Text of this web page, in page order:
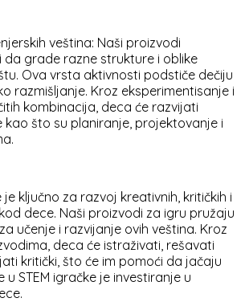
veština: Naši proizvodi
grade razne strukture i oblike
Ova vrsta aktivnosti podstiče dečiju
razmišljanje. Kroz eksperimentisanje i
kombinacija, deca će razvijati
kao što su planiranje, projektovanje i
je ključno za razvoj kreativnih, kritičkih i
dece. Naši proizvodi za igru pružaju
učenje i razvijanje ovih veština. Kroz
deca će istraživati, rešavati
kritički, što će im pomoći da jačaju
u STEM igračke je investiranje u